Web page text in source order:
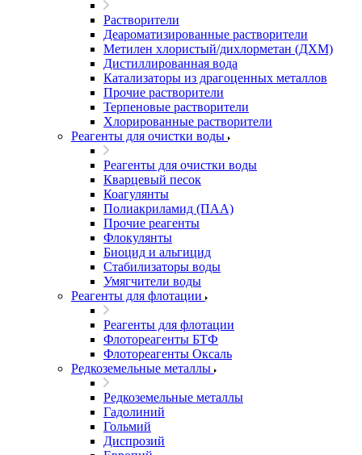
Растворители
Деароматизированные растворители
Метилен хлористый/дихлорметан (ДХМ)
Дистиллированная вода
Катализаторы из драгоценных металлов
Прочие растворители
Терпеновые растворители
Хлорированные растворители
Реагенты для очистки воды
Реагенты для очистки воды
Кварцевый песок
Коагулянты
Полиакриламид (ПАА)
Прочие реагенты
Флокулянты
Биоцид и альгицид
Стабилизаторы воды
Умягчители воды
Реагенты для флотации
Реагенты для флотации
Флотореагенты БТФ
Флотореагенты Оксаль
Редкоземельные металлы
Редкоземельные металлы
Гадолиний
Гольмий
Диспрозий